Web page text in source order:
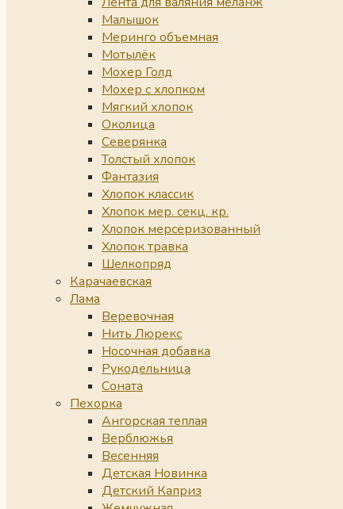
Малышок
Меринго объемная
Мотылёк
Мохер Голд
Мохер с хлопком
Мягкий хлопок
Околица
Северянка
Толстый хлопок
Фантазия
Хлопок классик
Хлопок мер. секц. кр.
Хлопок мерсеризованный
Хлопок травка
Шелкопряд
Карачаевская
Лама
Веревочная
Нить Люрекс
Носочная добавка
Рукодельница
Соната
Пехорка
Ангорская теплая
Верблюжья
Весенняя
Детская Новинка
Детский Каприз